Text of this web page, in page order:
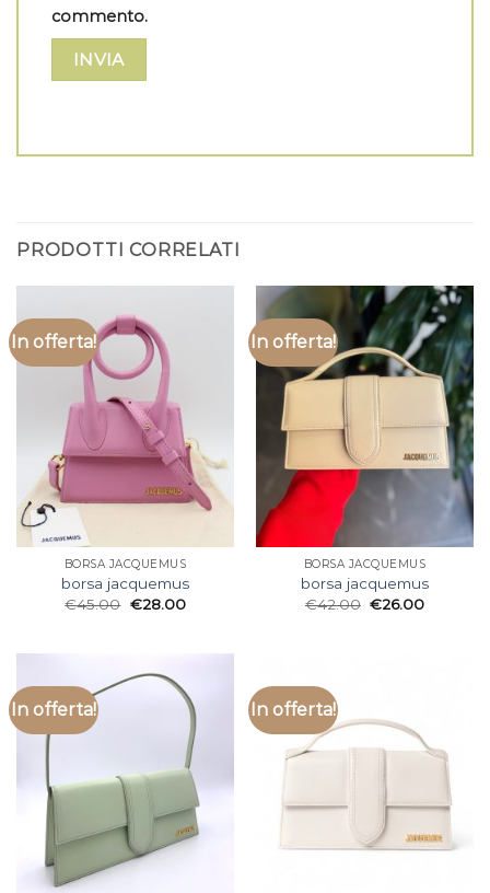
commento.
PRODOTTI CORRELATI
In offerta!
BORSA JACQUEMUS
borsa jacquemus
€45.00 €28.00
In offerta!
BORSA JACQUEMUS
borsa jacquemus
€42.00 €26.00
In offerta! In offerta!